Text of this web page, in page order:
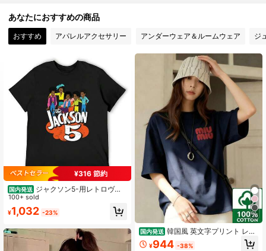
4.64 5 フォロワー
4.64 5 フォロワー
5 フォロワー
あなたにおすすめの商品
おすすめ アパレルアクセサリー アンダーウェア＆ルームウェア ジ
¥316 節約
国内発送 ジャクソン5-用レトロヴィ
ンテージ漫画Tシャツ,1970sユーズド
加工グラフィック,カワイイ服,スウェ
ットシャツ,スウェットシャツ
100+ sold
¥1,032 -23% 26
国内発送 韓国風 英文字プリント レデ
ィース 綿Tシャツ 半袖 クルーネック
カジュアル 柔らかい肌触り 通気性抜
¥944 -38%